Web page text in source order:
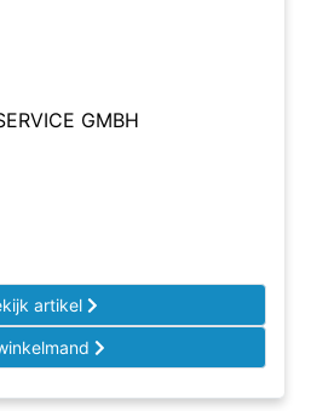
GMBH
artikel